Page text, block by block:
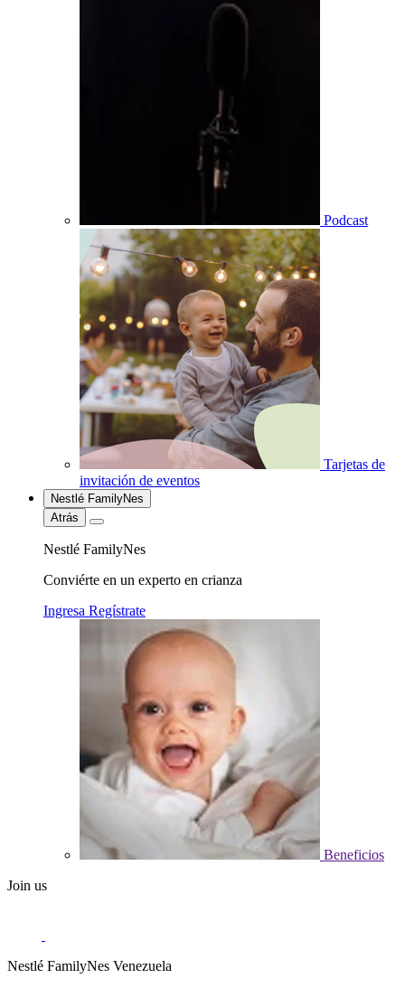
Podcast
Tarjetas de
invitación de eventos
Nestlé FamilyNes
Atrás
Nestlé FamilyNes
Conviérte en un experto en crianza
Ingresa Regístrate
Beneficios
Join us
Nestlé FamilyNes Venezuela